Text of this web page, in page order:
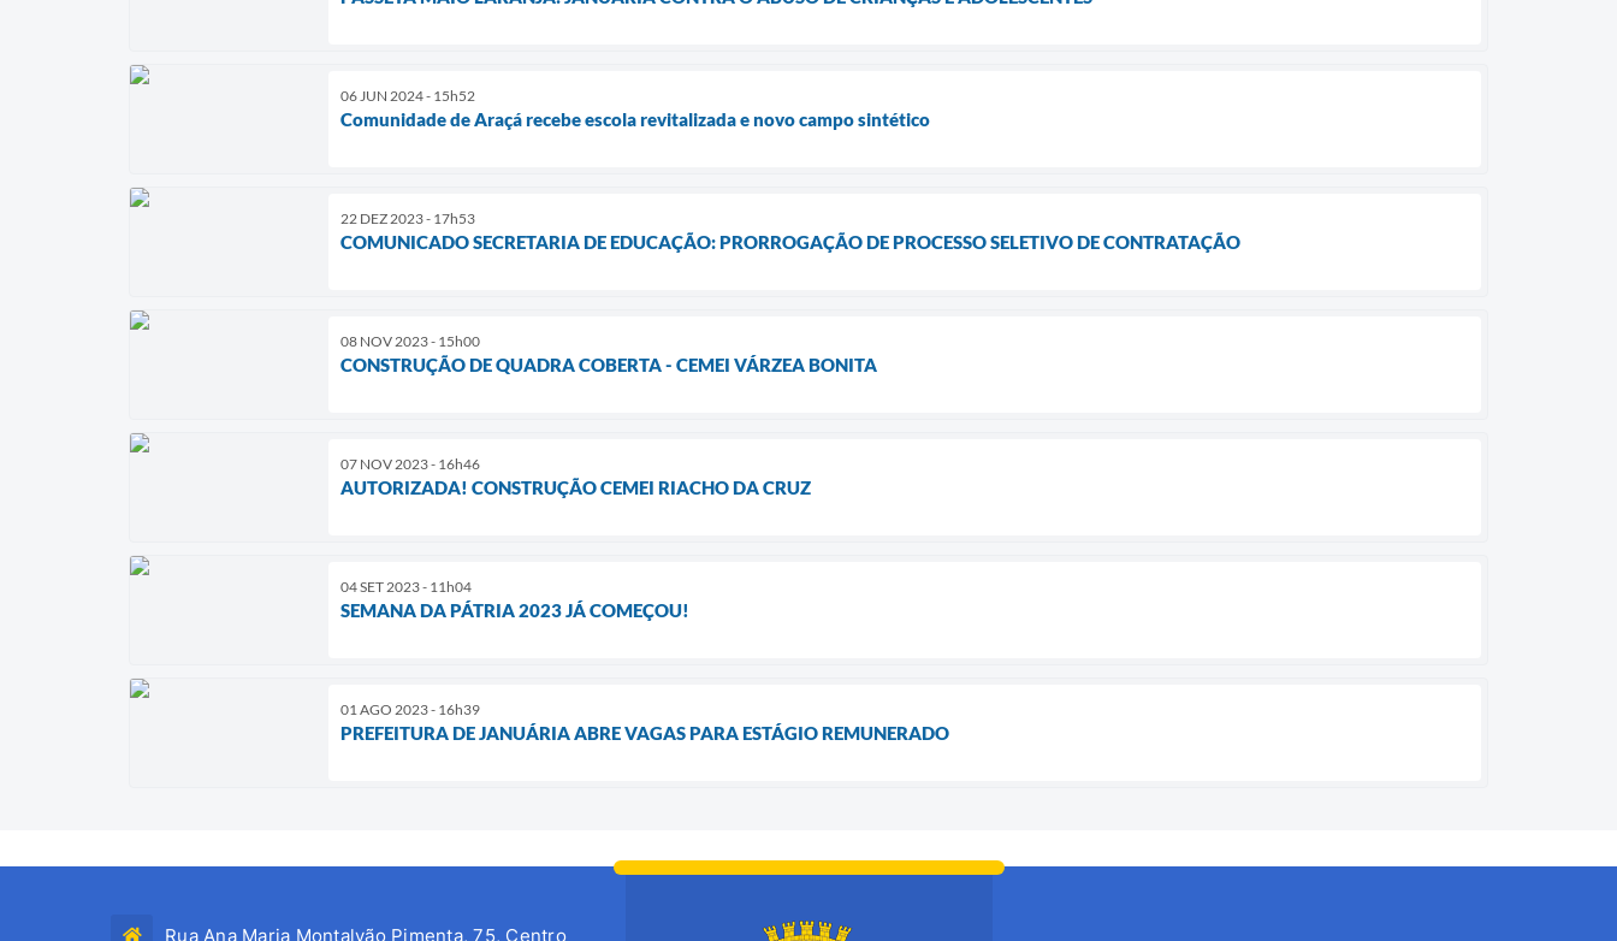
06 JUN 2024 - 15h52
Comunidade de Araçá recebe escola revitalizada e novo campo sintético
22 DEZ 2023 - 17h53
COMUNICADO SECRETARIA DE EDUCAÇÃO: PRORROGAÇÃO DE PROCESSO SELETIVO DE CONTRATAÇÃO
08 NOV 2023 - 15h00
CONSTRUÇÃO DE QUADRA COBERTA - CEMEI VÁRZEA BONITA
07 NOV 2023 - 16h46
AUTORIZADA! CONSTRUÇÃO CEMEI RIACHO DA CRUZ
04 SET 2023 - 11h04
SEMANA DA PÁTRIA 2023 JÁ COMEÇOU!
01 AGO 2023 - 16h39
PREFEITURA DE JANUÁRIA ABRE VAGAS PARA ESTÁGIO REMUNERADO
Rua Ana Maria Montalvão Pimenta, 75, Centro